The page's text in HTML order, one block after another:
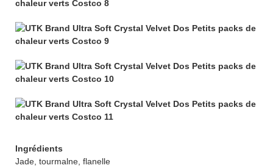
Ingrédients
Jade, tourmalne, flanelle